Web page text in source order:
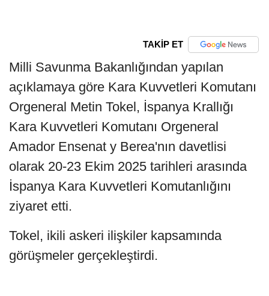
TAKİP ET
Milli Savunma Bakanlığından yapılan
açıklamaya göre Kara Kuvvetleri Komutanı
Orgeneral Metin Tokel, İspanya Krallığı
Kara Kuvvetleri Komutanı Orgeneral
Amador Ensenat y Berea'nın davetlisi
olarak 20-23 Ekim 2025 tarihleri arasında
İspanya Kara Kuvvetleri Komutanlığını
ziyaret etti.
Tokel, ikili askeri ilişkiler kapsamında
görüşmeler gerçekleştirdi.